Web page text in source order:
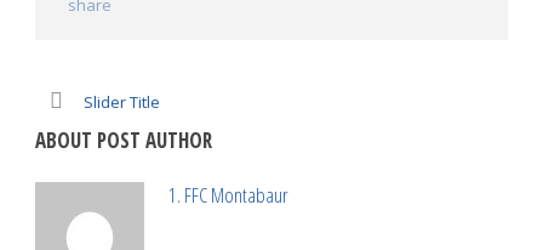
Slider Title
ABOUT POST AUTHOR
1. FFC Montabaur